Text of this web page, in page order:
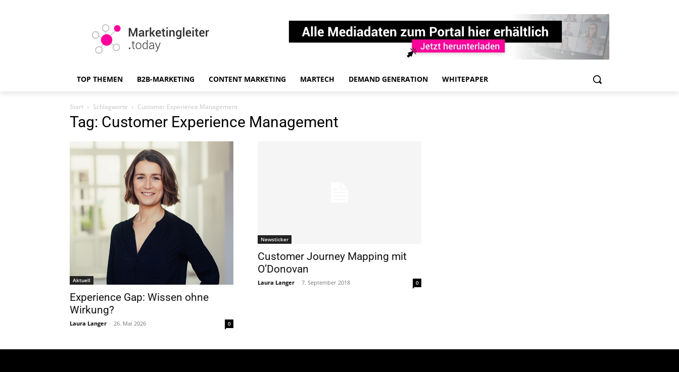
TOP THEMEN B2B-MARKETING CONTENT MARKETING MARTECH DEMAND GENERATION WHITEPAPER
Start Schlagworte Customer Experience Management
Tag: Customer Experience Management
Aktuell
Experience Gap: Wissen ohne
Wirkung?
Laura Langer - 26. Mai 2026 0
Newsticker
Customer Journey Mapping mit
O’Donovan
Laura Langer - 7. September 2018 0